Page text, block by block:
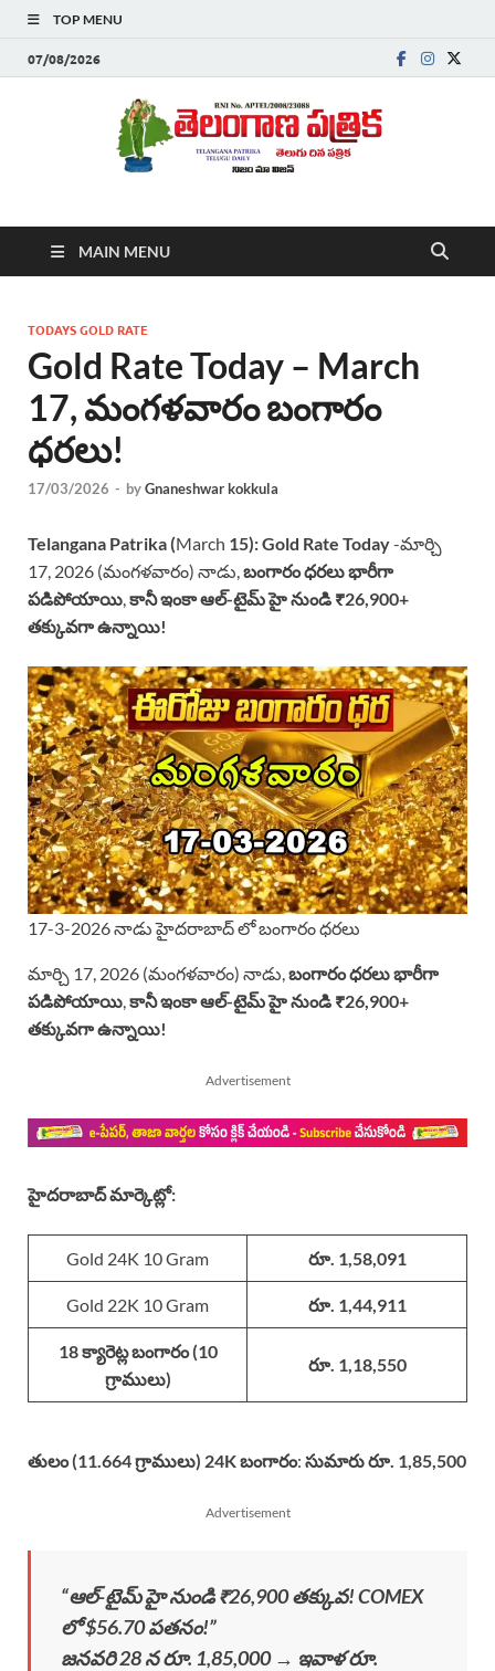
TOP MENU
07/08/2026
Telanganapatrika
,Latest Telangana News, Rajanna Sircilla News, Telangana
Breaking News, Telugu Newspaper Online, Today Telugu News,
తెలుగు వార్తలు , బ్రేకింగ్ న్యూస్ తెలుగులో , తెలంగాణ లో తాజా అప్‌డేట్స్ ,
తెలుగు న్యూస్ పేపర్
MAIN MENU
TODAYS GOLD RATE
Gold Rate Today – March
17, మంగళవారం బంగారం
ధరలు!
17/03/2026 - byGnaneshwar kokkula
Telangana Patrika (March 15):Gold Rate Today-మార్చి
17, 2026 (మంగళవారం) నాడు,బంగారం ధరలు భారీగా
పడిపోయాయి,కానీ ఇంకా ఆల్-టైమ్ హై నుండి ₹26,900+
తక్కువగా ఉన్నాయి!
17-3-2026 నాడు హైదరాబాద్ లో బంగారం ధరలు
మార్చి 17, 2026 (మంగళవారం) నాడు,బంగారం ధరలు భారీగా
పడిపోయాయి,కానీ ఇంకా ఆల్-టైమ్ హై నుండి ₹26,900+
తక్కువగా ఉన్నాయి!
Advertisement
హైదరాబాద్ మార్కెట్లో:
Gold 24K 10 Gram రూ. 1,58,091
Gold 22K 10 Gram రూ. 1,44,911
18 క్యారెట్ల బంగారం (10
గ్రాములు)
రూ. 1,18,550
తులం (11.664 గ్రాములు) 24K బంగారం: సుమారు రూ. 1,85,500
Advertisement
“ఆల్-టైమ్ హై నుండి ₹26,900 తక్కువ! COMEX
లో $56.70 పతనం!”
జనవరి 28 న రూ. 1,85,000 → ఇవాళ రూ.